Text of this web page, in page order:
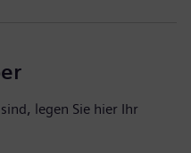
legen Sie hier Ihr